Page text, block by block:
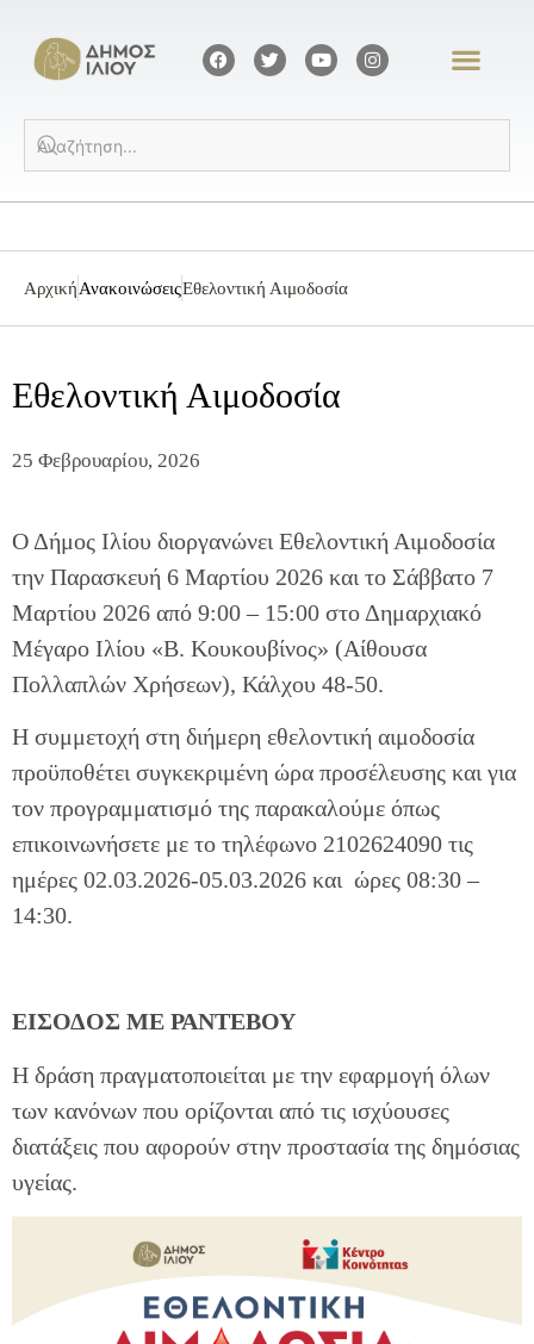
ΑρχικήΑνακοινώσειςΕθελοντική Αιμοδοσία
Εθελοντική Αιμοδοσία
25 Φεβρουαρίου, 2026
Ο Δήμος Ιλίου διοργανώνει Εθελοντική Αιμοδοσία
την Παρασκευή 6 Μαρτίου 2026 και το Σάββατο 7
Μαρτίου 2026 από 9:00 – 15:00 στο Δημαρχιακό
Μέγαρο Ιλίου «Β. Κουκουβίνος» (Αίθουσα
Πολλαπλών Χρήσεων), Κάλχου 48-50.
Η συμμετοχή στη διήμερη εθελοντική αιμοδοσία
προϋποθέτει συγκεκριμένη ώρα προσέλευσης και για
τον προγραμματισμό της παρακαλούμε όπως
επικοινωνήσετε με το τηλέφωνο 2102624090 τις
ημέρες 02.03.2026-05.03.2026 και ώρες 08:30 –
14:30.
ΕΙΣΟΔΟΣ ΜΕ ΡΑΝΤΕΒΟΥ
Η δράση πραγματοποιείται με την εφαρμογή όλων
των κανόνων που ορίζονται από τις ισχύουσες
διατάξεις που αφορούν στην προστασία της δημόσιας
υγείας.